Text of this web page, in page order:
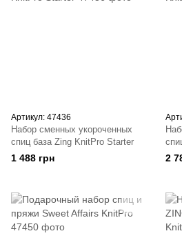
Артикул: 47436
Набор сменных укороченных
спиц база Zing KnitPro Starter
1 488 грн 2